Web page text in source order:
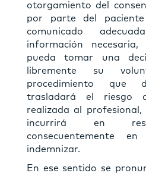
otorgamiento del
por parte del
comunicado
información
pueda tomar una
libremente su
procedimiento que
trasladará el riesgo
realizada al profesional,
incurrirá en
consecuentemente
indemnizar.
En ese sentido se